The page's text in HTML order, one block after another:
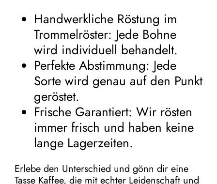
Handwerkliche Röstung im
Trommelröster: Jede Bohne
wird individuell behandelt.
Perfekte Abstimmung: Jede
Sorte wird genau auf den Punkt
geröstet.
Frische Garantiert: Wir rösten
immer frisch und haben keine
lange Lagerzeiten.
Erlebe den Unterschied und gönn dir eine
Tasse Kaffee, die mit echter Leidenschaft und